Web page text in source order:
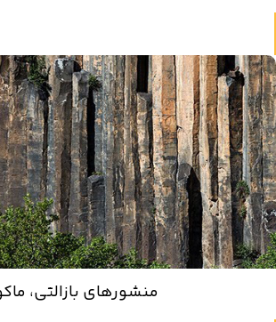
منشورهای بازالتی، ماکو